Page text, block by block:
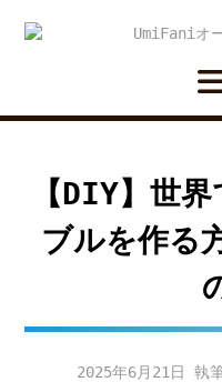
【DIY】世
ブルを作
2025年6月21日